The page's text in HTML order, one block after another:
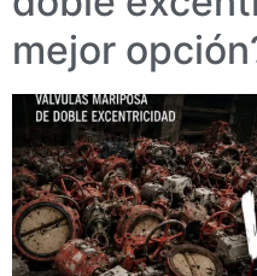
mejor